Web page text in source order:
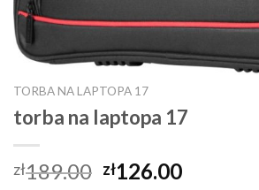
TORBA NA LAPTOPA 17
torba na laptopa 17
zł189.00 zł126.00